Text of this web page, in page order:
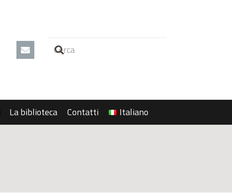
La biblioteca Contatti Italiano